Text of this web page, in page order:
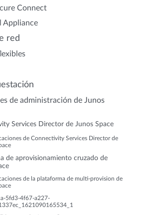
Connect
Appliance
red
de administración de Junos
Services Director de Junos Space
de Connectivity Services Director de
de aprovisionamiento cruzado de
de la plataforma de multi-provision de
5fd3-4f67-a227-